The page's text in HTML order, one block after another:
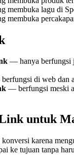
membuka lagu di
membuka
— hanya berfungsi
di web dan
— berfungsi meski
untuk
karena
ke tujuan tanpa